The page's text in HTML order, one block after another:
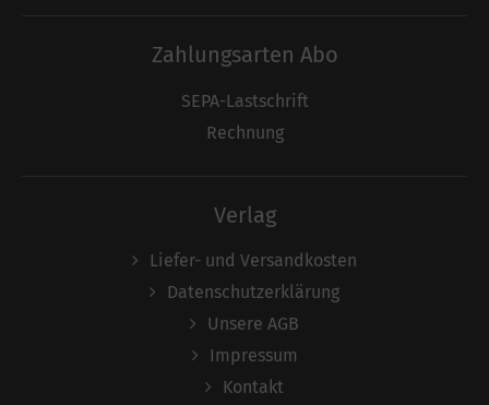
Zahlungsarten Abo
SEPA-Lastschrift
Rechnung
Verlag
Liefer- und Versandkosten
Datenschutzerklärung
Unsere AGB
Impressum
Kontakt